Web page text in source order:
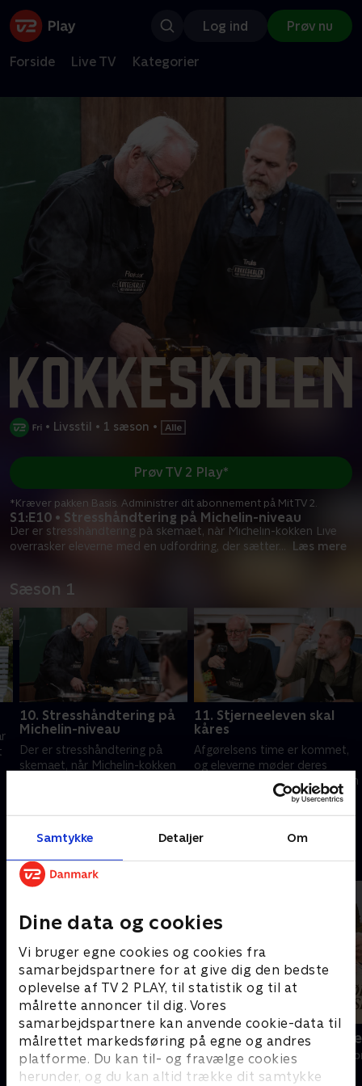
Samtykke Detaljer Om
Dine data og cookies
Vi bruger egne cookies og cookies fra
samarbejdspartnere for at give dig den bedste
oplevelse af TV 2 PLAY, til statistik og til at
målrette annoncer til dig. Vores
samarbejdspartnere kan anvende cookie-data til
målrettet markedsføring på egne og andres
platforme. Du kan til- og fravælge cookies
herunder, og du kan altid trække dit samtykke
Log ind Prøv nu
Forside Live TV Kategorier
• Livsstil • 1 sæson •
S1:E10 • Stresshåndtering på Michelin-niveau
Der er stresshåndtering på skemaet, når Michelin-kokken Live
overrasker eleverne med en udfordring, der sætter... Læs mere
Prøv TV 2 Play*
*Kræver pakken Basis. Administrer dit abonnement på Mit TV 2.
Sæson 1
10. Stresshåndtering på
Michelin-niveau
Der er stresshåndtering på
skemaet, når Michelin-kokken
20. juni 2025 • 43 min
11. Stjerneeleven skal
kåres
Afgørelsens time er kommet,
og eleverne møder deres
største udfordring hidtil. Hvem
løber med titlen som
20. juni 2025 • 43 min
Andre så også
Badehotellets kokkeskole
Livsstil • 1 sæsoner
Vi har købt
Livsstil • 3